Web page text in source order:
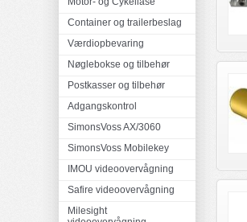
Container og trailerbeslag
Værdiopbevaring
Nøglebokse og tilbehør
Postkasser og tilbehør
Adgangskontrol
SimonsVoss AX/3060
SimonsVoss Mobilekey
IMOU videoovervågning
Safire videoovervågning
Milesight